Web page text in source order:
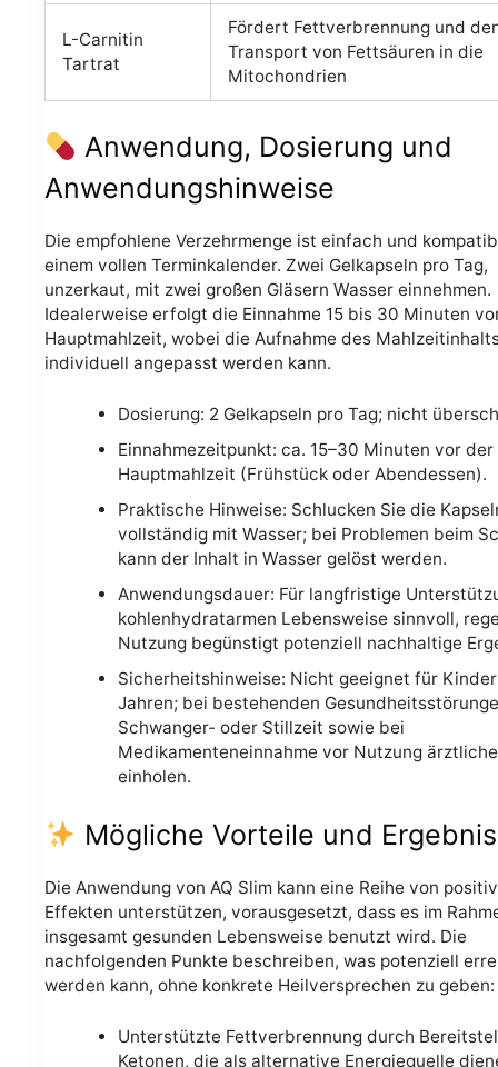
L-Carnitin
Tartrat
Fördert Fettverbrennung und
Transport von Fettsäuren in die
Mitochondrien
Anwendung, Dosierung und
Anwendungshinweise
Die empfohlene Verzehrmenge ist einfach und
einem vollen Terminkalender. Zwei Gelkapseln pro Tag,
unzerkaut, mit zwei großen Gläsern Wasser einnehmen.
Idealerweise erfolgt die Einnahme 15 bis 30 Minuten
Hauptmahlzeit, wobei die Aufnahme des
individuell angepasst werden kann.
Dosierung: 2 Gelkapseln pro Tag; nicht
Einnahmezeitpunkt: ca. 15–30 Minuten vor der
Hauptmahlzeit (Frühstück oder Abendessen).
Praktische Hinweise: Schlucken Sie die
vollständig mit Wasser; bei Problemen beim
kann der Inhalt in Wasser gelöst werden.
Anwendungsdauer: Für langfristige
kohlenhydratarmen Lebensweise sinnvoll,
Nutzung begünstigt potenziell nachhaltige
Sicherheitshinweise: Nicht geeignet für
Jahren; bei bestehenden
Schwanger- oder Stillzeit sowie bei
Medikamenteneinnahme vor Nutzung
einholen.
Mögliche Vorteile und
Die Anwendung von AQ Slim kann eine Reihe von
Effekten unterstützen, vorausgesetzt, dass es im
insgesamt gesunden Lebensweise benutzt wird. Die
nachfolgenden Punkte beschreiben, was potenziell
werden kann, ohne konkrete Heilversprechen zu geben:
Unterstützte Fettverbrennung durch
Ketonen, die als alternative Energiequelle